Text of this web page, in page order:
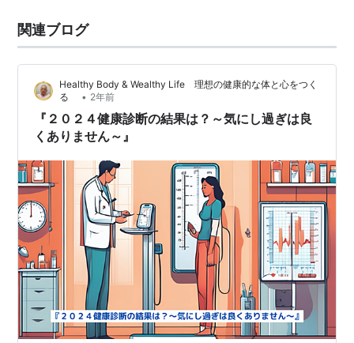
関連ブログ
Healthy Body & Wealthy Life 理想の健康的な体と心をつく
る
• 2年前
『２０２４健康診断の結果は？～気にし過ぎは良
くありません～』